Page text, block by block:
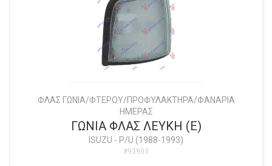
ΦΛΑΣ ΓΩΝΙΑ/ΦΤΕΡΟΥ/ΠΡΟΦΥΛΑΚΤΗΡΑ/ΦΑΝΑΡΙΑ
ΗΜΕΡΑΣ
ΓΩΝΙΑ ΦΛΑΣ ΛΕΥΚΗ (E)
ISUZU - P/U (1988-1993)
#93903